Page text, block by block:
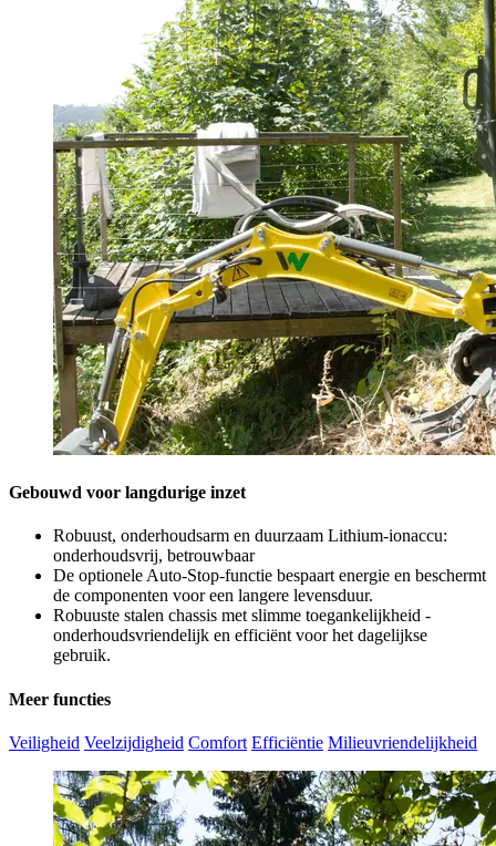
Gebouwd voor langdurige inzet
Robuust, onderhoudsarm en duurzaam Lithium-ionaccu:
onderhoudsvrij, betrouwbaar
De optionele Auto-Stop-functie bespaart energie en beschermt
de componenten voor een langere levensduur.
Robuuste stalen chassis met slimme toegankelijkheid -
onderhoudsvriendelijk en efficiënt voor het dagelijkse
gebruik.
Meer functies
Veiligheid Veelzijdigheid Comfort Efficiëntie Milieuvriendelijkheid